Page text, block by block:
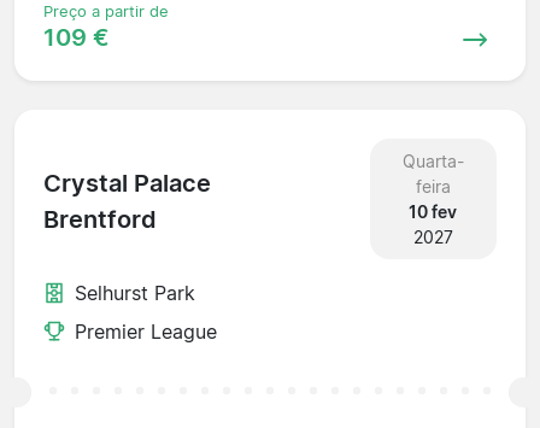
Preço a partir de
109 €
Crystal Palace
Brentford
Quarta-
feira
10 fev
2027
Selhurst Park
Premier League